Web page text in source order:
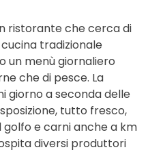
ristorante che cerca di
tradizionale
un menù giornaliero
che di pesce. La
giorno a seconda delle
tutto fresco,
e carni anche a km
diversi produttori